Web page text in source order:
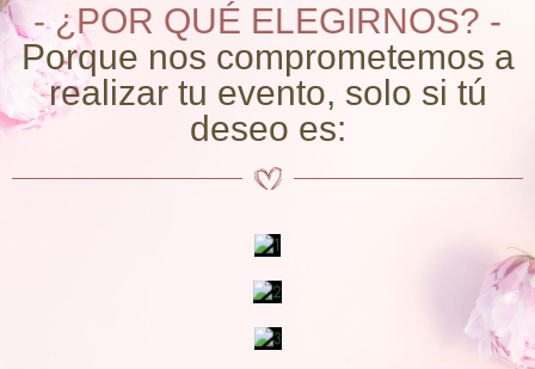
- ¿POR QUÉ ELEGIRNOS? -
Porque nos comprometemos a
realizar tu evento, solo si tú
deseo es: